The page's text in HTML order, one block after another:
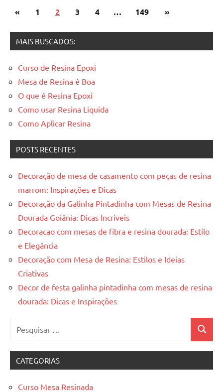
Paginação
posts
«Post1 2 3 4 … 149
Post
»
MAIS BUSCADOS:
Curso de Resina Epoxi
Mesa de Resina é Boa
O que é Resina Epoxi
Como usar Resina Liquida
Como Aplicar Resina
POSTS RECENTES
Decoração de mesa de casamento com peças de resina
marrom: Inspirações e Dicas
Decoração da Galinha Pintadinha com Mesas de Resina
Dourada Goiânia: Dicas Incríveis
Decoracao com mesas de fibra e resina dourada: Estilo
e Elegância
Decoração com Mesa de Resina: Estilos e Ideias
Criativas
Decor de festa galinha pintadinha com mesas de resina
dourada: Dicas e Inspirações
CATEGORIAS
Curso Mesa Resinada